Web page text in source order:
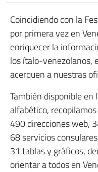
Coincidiendo con la
por primera vez en
enriquecer la
los ítalo-venezolanos,
acerquen a nuestras
También disponible
alfabético,
490 direcciones web,
68 servicios
31 tablas y gráficos,
orientar a todos en